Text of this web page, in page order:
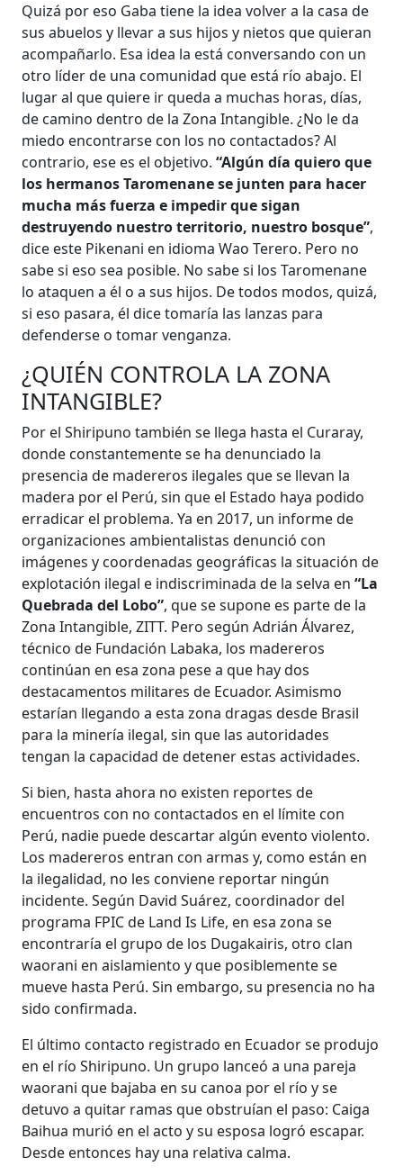
Quizá por eso Gaba tiene la idea volver a la casa de
sus abuelos y llevar a sus hijos y nietos que quieran
acompañarlo. Esa idea la está conversando con un
otro líder de una comunidad que está río abajo. El
lugar al que quiere ir queda a muchas horas, días,
de camino dentro de la Zona Intangible. ¿No le da
miedo encontrarse con los no contactados? Al
contrario, ese es el objetivo.“Algún día quiero que
los hermanos Taromenane se junten para hacer
mucha más fuerza e impedir que sigan
destruyendo nuestro territorio, nuestro bosque”,
dice este Pikenani en idioma Wao Terero. Pero no
sabe si eso sea posible. No sabe si los Taromenane
lo ataquen a él o a sus hijos. De todos modos, quizá,
si eso pasara, él dice tomaría las lanzas para
defenderse o tomar venganza.
¿QUIÉN CONTROLA LA ZONA
INTANGIBLE?
Por el Shiripuno también se llega hasta el Curaray,
donde constantemente se ha denunciado la
presencia de madereros ilegales que se llevan la
madera por el Perú, sin que el Estado haya podido
erradicar el problema. Ya en 2017, un informe de
organizaciones ambientalistas denunció con
imágenes y coordenadas geográficas la situación de
explotación ilegal e indiscriminada de la selva en“La
Quebrada del Lobo”, que se supone es parte de la
Zona Intangible, ZITT. Pero según Adrián Álvarez,
técnico de Fundación Labaka, los madereros
continúan en esa zona pese a que hay dos
destacamentos militares de Ecuador. Asimismo
estarían llegando a esta zona dragas desde Brasil
para la minería ilegal, sin que las autoridades
tengan la capacidad de detener estas actividades.
Si bien, hasta ahora no existen reportes de
encuentros con no contactados en el límite con
Perú, nadie puede descartar algún evento violento.
Los madereros entran con armas y, como están en
la ilegalidad, no les conviene reportar ningún
incidente. Según David Suárez, coordinador del
programa FPIC de Land Is Life, en esa zona se
encontraría el grupo de los Dugakairis, otro clan
waorani en aislamiento y que posiblemente se
mueve hasta Perú. Sin embargo, su presencia no ha
sido confirmada.
El último contacto registrado en Ecuador se produjo
en el río Shiripuno. Un grupo lanceó a una pareja
waorani que bajaba en su canoa por el río y se
detuvo a quitar ramas que obstruían el paso: Caiga
Baihua murió en el acto y su esposa logró escapar.
Desde entonces hay una relativa calma.